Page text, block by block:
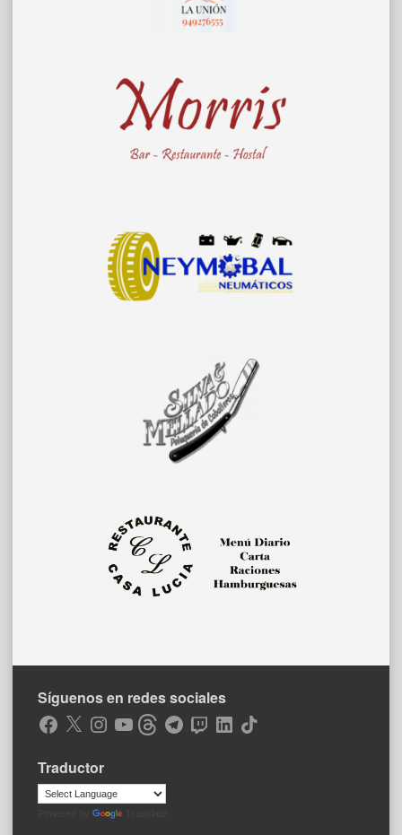
Síguenos en redes sociales
Facebook
X Instagram
YouTubeThreadsTelegramTwitchLinkedIn
TikTok
Traductor